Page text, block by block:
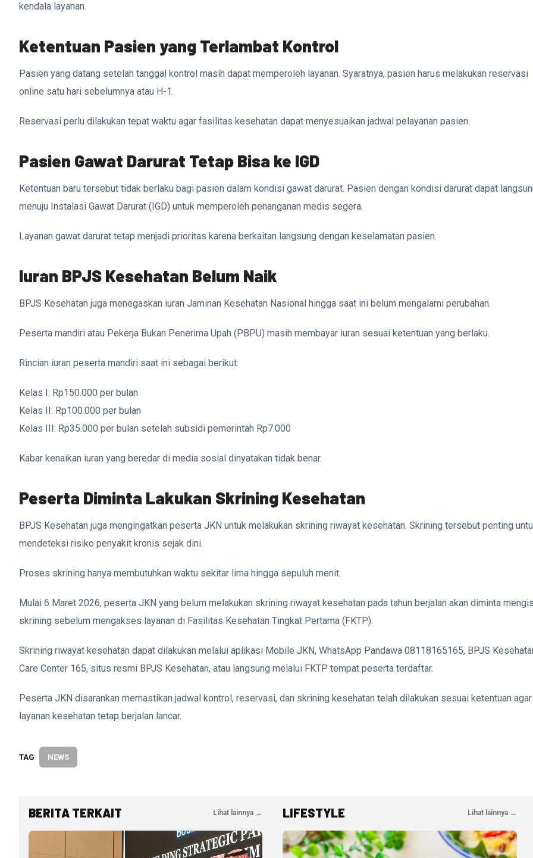
kendala layanan.
Ketentuan Pasien yang Terlambat Kontrol
Pasien yang datang setelah tanggal kontrol masih dapat memperoleh layanan. Syaratnya, pasien harus melakukan reservasi
online satu hari sebelumnya atau H-1.
Reservasi perlu dilakukan tepat waktu agar fasilitas kesehatan dapat menyesuaikan jadwal pelayanan pasien.
Pasien Gawat Darurat Tetap Bisa ke IGD
Ketentuan baru tersebut tidak berlaku bagi pasien dalam kondisi gawat darurat. Pasien dengan kondisi darurat dapat
menuju Instalasi Gawat Darurat (IGD) untuk memperoleh penanganan medis segera.
Layanan gawat darurat tetap menjadi prioritas karena berkaitan langsung dengan keselamatan pasien.
Iuran BPJS Kesehatan Belum Naik
BPJS Kesehatan juga menegaskan iuran Jaminan Kesehatan Nasional hingga saat ini belum mengalami perubahan.
Peserta mandiri atau Pekerja Bukan Penerima Upah (PBPU) masih membayar iuran sesuai ketentuan yang berlaku.
Rincian iuran peserta mandiri saat ini sebagai berikut:
Kelas I: Rp150.000 per bulan
Kelas II: Rp100.000 per bulan
Kelas III: Rp35.000 per bulan setelah subsidi pemerintah Rp7.000
Kabar kenaikan iuran yang beredar di media sosial dinyatakan tidak benar.
Peserta Diminta Lakukan Skrining Kesehatan
BPJS Kesehatan juga mengingatkan peserta JKN untuk melakukan skrining riwayat kesehatan. Skrining tersebut penting
mendeteksi risiko penyakit kronis sejak dini.
Proses skrining hanya membutuhkan waktu sekitar lima hingga sepuluh menit.
Mulai 6 Maret 2026, peserta JKN yang belum melakukan skrining riwayat kesehatan pada tahun berjalan akan diminta
skrining sebelum mengakses layanan di Fasilitas Kesehatan Tingkat Pertama (FKTP).
Skrining riwayat kesehatan dapat dilakukan melalui aplikasi Mobile JKN, WhatsApp Pandawa 08118165165, BPJS
Care Center 165, situs resmi BPJS Kesehatan, atau langsung melalui FKTP tempat peserta terdaftar.
Peserta JKN disarankan memastikan jadwal kontrol, reservasi, dan skrining kesehatan telah dilakukan sesuai ketentuan agar
layanan kesehatan tetap berjalan lancar.
TAG NEWS
BERITA TERKAIT Lihat lainnya → LIFESTYLE Lihat lainnya →